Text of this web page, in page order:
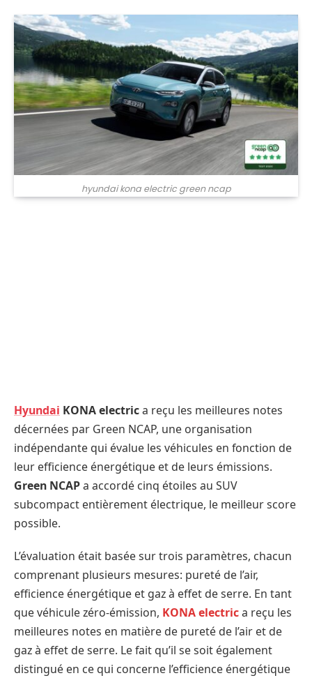
hyundai kona electric green ncap
Hyundai KONA electrica reçu les meilleures notes
décernées par Green NCAP, une organisation
indépendante qui évalue les véhicules en fonction de
leur efficience énergétique et de leurs émissions.
Green NCAPa accordé cinq étoiles au SUV
subcompact entièrement électrique, le meilleur score
possible.
L’évaluation était basée sur trois paramètres, chacun
comprenant plusieurs mesures: pureté de l’air,
efficience énergétique et gaz à effet de serre. En tant
que véhicule zéro-émission, KONA electrica reçu les
meilleures notes en matière de pureté de l’air et de
gaz à effet de serre. Le fait qu’il se soit également
distingué en ce qui concerne l’efficience énergétique